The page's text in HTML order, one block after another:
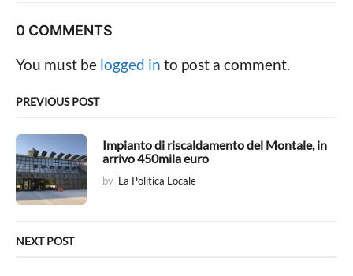
P
a
g
n
t
i
o
n
0 COMMENTS
You must be logged in to post a comment.
PREVIOUS POST
Impianto di riscaldamento del Montale, in
arrivo 450mila euro
by La Politica Locale
NEXT POST